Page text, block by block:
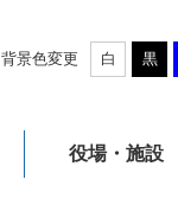
背景色変更 白 黒
役場・施設